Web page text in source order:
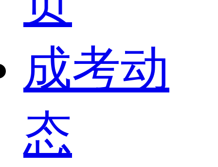
成考动
态